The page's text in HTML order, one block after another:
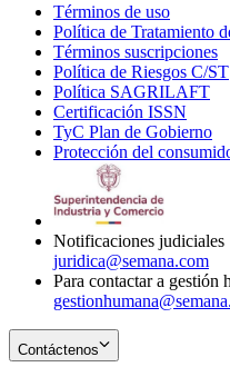
Términos de uso
in
new
window
Política de Tratamiento
Términos suscripciones
in
Política de Riesgos C/ST
Política SAGRILAFT
new
Certificación ISSN
in
new
TyC Plan de Gobierno
in
Protección del
Notificaciones judiciales
juridica@semana.com
Para contactar a gestión
Contáctenos